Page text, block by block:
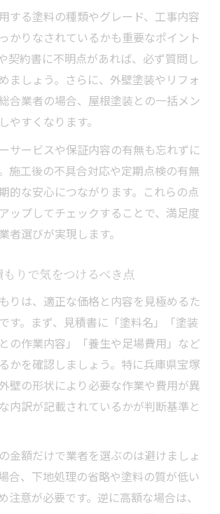
する塗料の種類やグレード、工事内容
かりなされているかも重要なポイント
契約書に不明点があれば、必ず質問し
ましょう。さらに、外壁塗装やリフォ
合業者の場合、屋根塗装との一括メン
やすくなります。
サービスや保証内容の有無も忘れずに
施工後の不具合対応や定期点検の有無
的な安心につながります。これらの点
ップしてチェックすることで、満足度
者選びが実現します。
りで気をつけるべき点
りは、適正な価格と内容を見極めるた
す。まず、見積書に「塗料名」「塗装
の作業内容」「養生や足場費用」など
かを確認しましょう。特に兵庫県宝塚
壁の形状により必要な作業や費用が異
内訳が記載されているかが判断基準と
金額だけで業者を選ぶのは避けましょ
合、下地処理の省略や塗料の質が低い
注意が必要です。逆に高額な場合は、